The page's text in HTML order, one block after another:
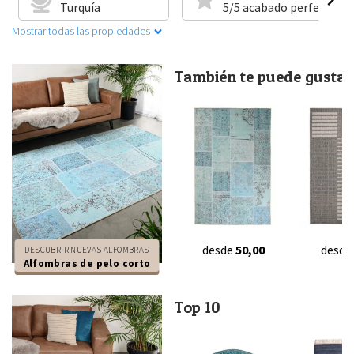
Turquía 5/5 acabado perfecto
Mostrar todas las propiedades
DESCUBRIR NUEVAS ALFOMBRAS
Alfombras de pelo corto
También te puede
desde 50,00 desde
Top 10